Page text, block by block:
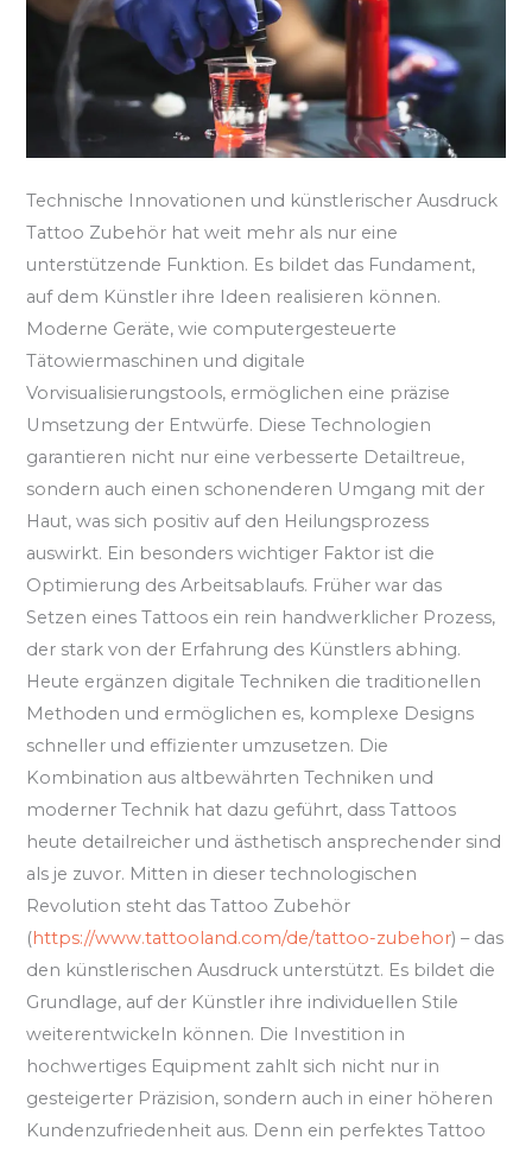
Technische Innovationen und künstlerischer Ausdruck
Tattoo Zubehör hat weit mehr als nur eine
unterstützende Funktion. Es bildet das Fundament,
auf dem Künstler ihre Ideen realisieren können.
Moderne Geräte, wie computergesteuerte
Tätowiermaschinen und digitale
Vorvisualisierungstools, ermöglichen eine präzise
Umsetzung der Entwürfe. Diese Technologien
garantieren nicht nur eine verbesserte Detailtreue,
sondern auch einen schonenderen Umgang mit der
Haut, was sich positiv auf den Heilungsprozess
auswirkt. Ein besonders wichtiger Faktor ist die
Optimierung des Arbeitsablaufs. Früher war das
Setzen eines Tattoos ein rein handwerklicher Prozess,
der stark von der Erfahrung des Künstlers abhing.
Heute ergänzen digitale Techniken die traditionellen
Methoden und ermöglichen es, komplexe Designs
schneller und effizienter umzusetzen. Die
Kombination aus altbewährten Techniken und
moderner Technik hat dazu geführt, dass Tattoos
heute detailreicher und ästhetisch ansprechender sind
als je zuvor. Mitten in dieser technologischen
Revolution steht das Tattoo Zubehör
(https://www.tattooland.com/de/tattoo-zubehor) – das
den künstlerischen Ausdruck unterstützt. Es bildet die
Grundlage, auf der Künstler ihre individuellen Stile
weiterentwickeln können. Die Investition in
hochwertiges Equipment zahlt sich nicht nur in
gesteigerter Präzision, sondern auch in einer höheren
Kundenzufriedenheit aus. Denn ein perfektes Tattoo